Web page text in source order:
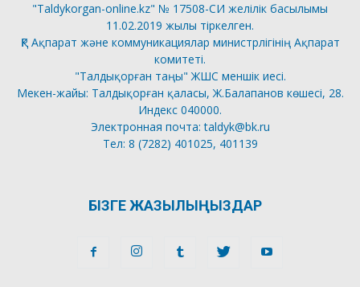
"Taldykorgan-online.kz" № 17508-СИ желілік басылымы
11.02.2019 жылы тіркелген.
ҚР Ақпарат және коммуникациялар министрлігінің Ақпарат
комитеті.
"Талдықорған таңы" ЖШС меншік иесі.
Мекен-жайы: Талдықорған қаласы, Ж.Балапанов көшесі, 28.
Индекс 040000.
Электронная почта: taldyk@bk.ru
Тел: 8 (7282) 401025, 401139
БІЗГЕ ЖАЗЫЛЫҢЫЗДАР